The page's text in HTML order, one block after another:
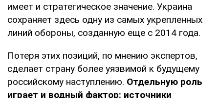
имеет и стратегическое значение. Украина
сохраняет здесь одну из самых укрепленных
линий обороны, созданную еще с 2014 года.
Потеря этих позиций, по мнению экспертов,
сделает страну более уязвимой к будущему
российскому наступлению. Отдельную роль
играет и водный фактор: источники